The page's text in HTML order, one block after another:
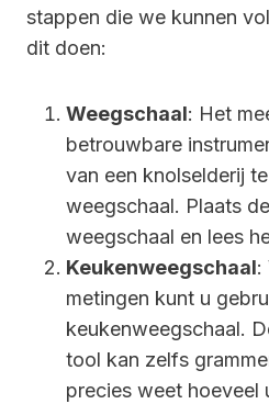
stappen die we kunnen
dit doen:
Weegschaal: Het
betrouwbare
van een knolselderij
weegschaal. Plaats
weegschaal en lees
Keukenweegschaal:
metingen kunt u
keukenweegschaal.
tool kan zelfs
precies weet hoeveel